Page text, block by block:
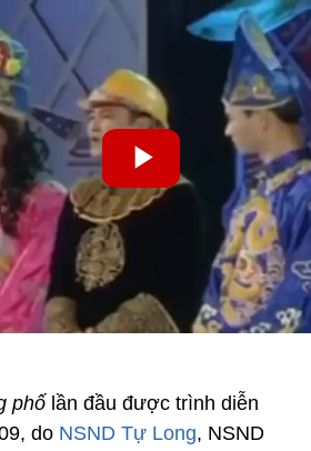
phố lần đầu được trình diễn
do NSND Tự Long, NSND